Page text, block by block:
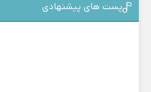
پست های پیشنهادی